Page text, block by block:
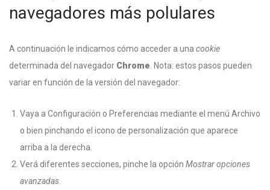
navegadores más polulares
A continuación le indicamos cómo acceder a una cookie
determinada del navegador Chrome . Nota: estos pasos pueden
variar en función de la versión del navegador:
Vaya a Configuración o Preferencias mediante el menú Archivo
o bien pinchando el icono de personalización que aparece
arriba a la derecha.
Verá diferentes secciones, pinche la opción Mostrar opciones
avanzadas